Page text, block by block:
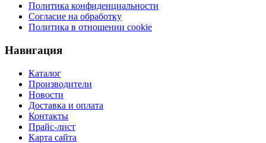
Политика конфиденциальности
Согласие на обработку
Политика в отношении cookie
Навигация
Каталог
Производители
Новости
Доставка и оплата
Контакты
Прайс-лист
Карта сайта